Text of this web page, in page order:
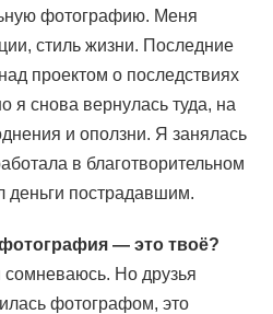
фотографию. Меня
стиль жизни. Последние
проектом о последствиях
я снова вернулась туда, на
и оползни. Я занялась
в благотворительном
пострадавшим.
— это твоё?
сомневаюсь. Но друзья
фотографом, это